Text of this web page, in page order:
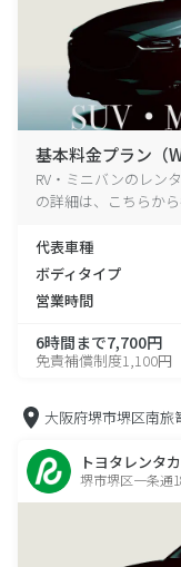
基本料金プラン（
RV・ミニバンのレン
の詳細は、こちらか
代表車種
ボディタイプ
営業時間
6時間まで7,700円
免責補償制度1,100円
大阪府堺市堺区南旅
トヨタレンタ
堺市堺区一条通